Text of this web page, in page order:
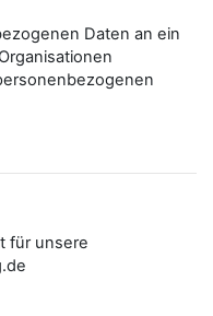
Daten an ein
für unsere